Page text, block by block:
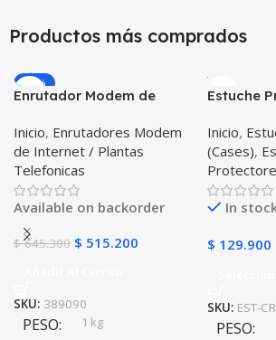
10 × 10 × 10 cm 10 × 10 ×
Productos más comprados
-20%
Enrutador Modem de
Libre Todo Operador 4G
LTE SIMCARD
Inicio, Enrutadores Modem
de Internet / Plantas
Telefonicas
Available on backorder
$645.300 $ 515.200
SKU: 389090
PESO 1 kg
Estuche
Tablet
Tab A8
SM-x200
golpes
Inicio,
(Cases),
In
$ 129.900
SKU: EST-
PESO